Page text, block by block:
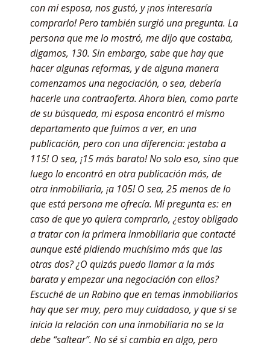
con mi esposa, nos gustó, y ¡nos interesaría
comprarlo! Pero también surgió una pregunta. La
persona que me lo mostró, me dijo que costaba,
digamos, 130. Sin embargo, sabe que hay que
hacer algunas reformas, y de alguna manera
comenzamos una negociación, o sea, debería
hacerle una contraoferta. Ahora bien, como parte
de su búsqueda, mi esposa encontró el mismo
departamento que fuimos a ver, en una
publicación, pero con una diferencia: ¡estaba a
115! O sea, ¡15 más barato! No solo eso, sino que
luego lo encontró en otra publicación más, de
otra inmobiliaria, ¡a 105! O sea, 25 menos de lo
que está persona me ofrecía. Mi pregunta es: en
caso de que yo quiera comprarlo, ¿estoy obligado
a tratar con la primera inmobiliaria que contacté
aunque esté pidiendo muchísimo más que las
otras dos? ¿O quizás puedo llamar a la más
barata y empezar una negociación con ellos?
Escuché de un Rabino que en temas inmobiliarios
hay que ser muy, pero muy cuidadoso, y que si se
inicia la relación con una inmobiliaria no se la
debe “saltear”. No sé si cambia en algo, pero